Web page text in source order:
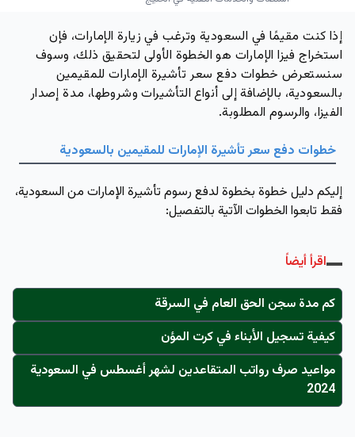
إذا كنت مقيمًا في السعودية وترغب في زيارة الإمارات، فإن
استخراج فيزا الإمارات هو الخطوة الأولى لتحقيق ذلك، وسوف
سنستعرض خطوات دفع سعر تأشيرة الإمارات للمقيمين
بالسعودية، بالإضافة إلى أنواع التأشيرات وشروطها، مدة إصدار
الفيزا، والرسوم المطلوبة.
خطوات دفع سعر تأشيرة الإمارات للمقيمين بالسعودية
إليكم دليل خطوة بخطوة لدفع رسوم تأشيرة الإمارات من السعودية،
فقط تابعوا الخطوات الآتية بالتفصيل:
اقرأ أيضاً
كم مدة سجن الحق العام في السرقة
كيفية تسجيل الأبناء في كرت المؤن
مواعيد صرف رواتب المتقاعدين لشهر أغسطس في السعودية
2024